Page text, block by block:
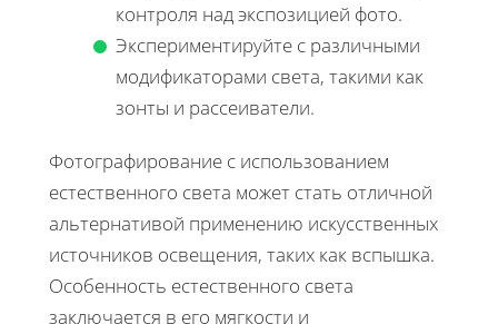
контроля над экспозицией фото.
Экспериментируйте с различными
модификаторами света, такими как
зонты и рассеиватели.
Фотографирование с использованием
естественного света может стать отличной
альтернативой применению искусственных
источников освещения, таких как вспышка.
Особенность естественного света
заключается в его мягкости и